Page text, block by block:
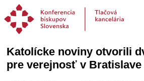
Katolícke noviny otvorili
pre verejnosť v Bratislave